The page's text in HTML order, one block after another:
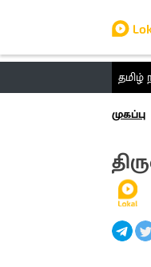
தமிழ்
முகப்பு